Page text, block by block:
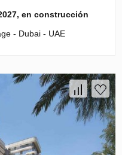
en construcción
- Dubai - UAE